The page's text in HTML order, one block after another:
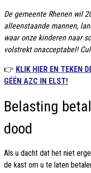
De gemeente Rhenen wil
alleenstaande mannen,
waar onze kinderen naar
volstrekt onacceptabel!
👉 KLIK HIER EN TEKEN
GÉÉN AZC IN ELST!
Belasting
dood
Als u dacht dat het niet
de kast om u te laten